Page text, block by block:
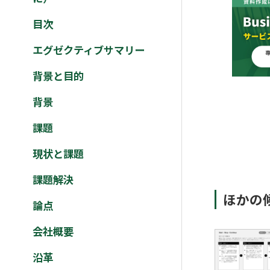
目次
エグゼクティブサマリー
背景と目的
背景
課題
現状と課題
課題解決
論点
会社概要
沿革
ほかの